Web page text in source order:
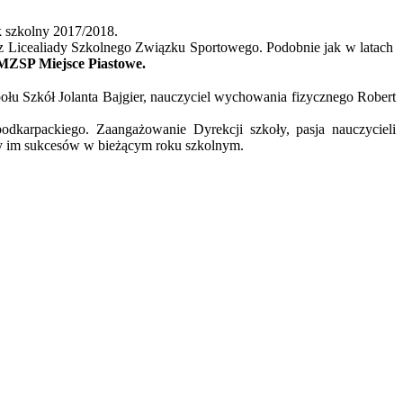
szkolny 2017/2018.
Szkolnego Związku Sportowego. Podobnie jak w latach
Miejsce Piastowe.
Szkół Jolanta Bajgier, nauczyciel wychowania fizycznego Robert
Zaangażowanie Dyrekcji szkoły, pasja nauczycieli
sukcesów w bieżącym roku szkolnym.